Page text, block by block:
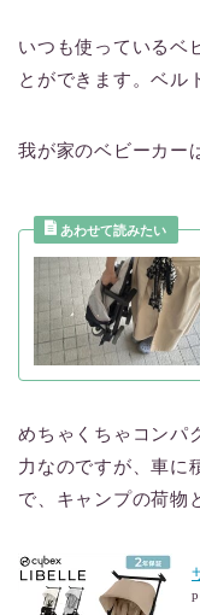
いつも使っているベ
とができます。ベル
我が家のベビーカー
めちゃくちゃコンパ
力なのですが、車に
で、キャンプの荷物